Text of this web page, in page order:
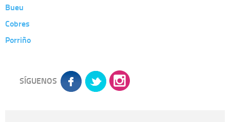
Bueu
Cobres
Porriño
SÍGUENOS